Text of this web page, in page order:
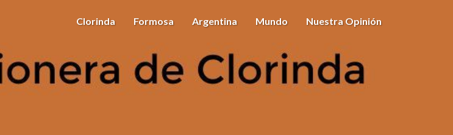
Clorinda Formosa Argentina Mundo Nuestra Opinión